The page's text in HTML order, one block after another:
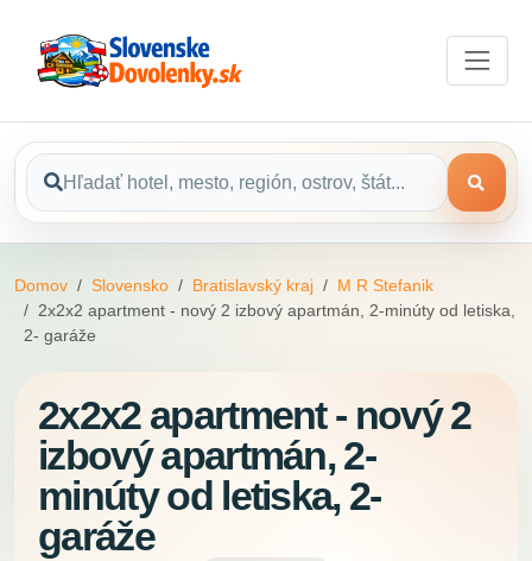
Domov Slovensko Bratislavský kraj
M R Stefanik
2x2x2 apartment - nový 2 izbový apartmán, 2-minúty od letiska,
2- garáže
2x2x2 apartment - nový 2
izbový apartmán, 2-
minúty od letiska, 2-
garáže